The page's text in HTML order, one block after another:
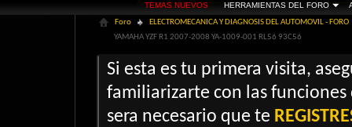
TEMAS NUEVOS HERRAMIENTAS DEL FORO
Foro
ELECTROMECANICA Y DIAGNOSIS DEL AUTOMOVIL - FORO
YAMAHA YZF R1 2007-2008 YA-1009-001 RL56 93C56
Si esta es tu primera visita,
familiarizarte con las funciones
sera necesario que te